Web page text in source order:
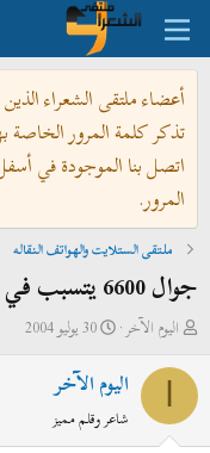
أعضاء ملتقى الشعراء
تذكر كلمة المرور
اتصل بنا الموجودة في
المرور.
ملتقى الستلايت والهواتف النقاله
جوال 6600 يتسبب في انتحار فتاة
ب
ئ
اليوم الآخر
ت
خ
30 يوليو 2004
اليوم الآخر
شاعر وقلم مميز